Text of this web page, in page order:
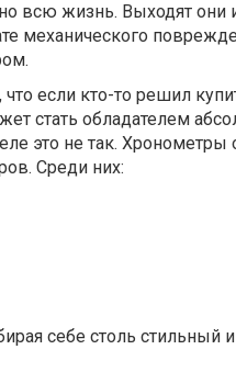
всю жизнь. Выходят они
механического
что если кто-то решил
стать обладателем
это не так.
Среди них:
себе столь стильный